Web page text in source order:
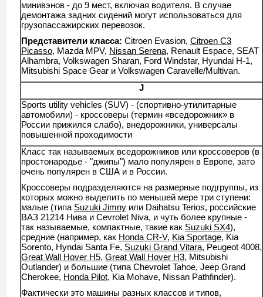
минивэнов - до 9 мест, включая водителя. В случае
демонтажа задних сидений могут использоваться для
грузопассажирских перевозок.
Представители класса: Citroen Evasion, Citroen C3
Picasso, Mazda MPV, Nissan Serena, Renault Espace, SEAT
Alhambra, Volkswagen Sharan, Ford Windstar, Hyundai H-1,
Mitsubishi Space Gear и Volkswagen Caravelle/Multivan.
J
Sports utility vehicles (SUV) - (спортивно-утилитарные
автомобили) - кроссоверы (термин «вседорожник» в
России прижился слабо), внедорожники, универсалы
повышенной проходимости
Класс так называемых вседорожников или кроссоверов (в
простонародье - "джипы") мало популярен в Европе, зато
очень популярен в США и в России.
Кроссоверы подразделяются на размерные подгруппы, из
которых можно выделить по меньшей мере три ступени:
малые (типа Suzuki Jimny или Daihatsu Terios, российские
ВАЗ 21214 Нива и Cevrolet Niva, и чуть более крупные -
так называемые, компактные, такие как Suzuki SX4),
средние (например, как Honda CR-V, Kia Sportage, Kia
Sorento, Hyndai Santa Fe, Suzuki Grand Vitara, Peugeot 4008,
Great Wall Hover H5, Great Wall Hover H3, Mitsubishi
Outlander) и большие (типа Chevrolet Tahoe, Jeep Grand
Cherokee, Honda Pilot, Kia Mohave, Nissan Pathfinder).
Фактически это машины разных классов и типов,